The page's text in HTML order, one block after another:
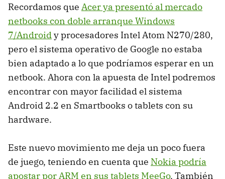
Recordamos que Acer ya presentó al mercado
netbooks con doble arranque Windows
7/Androidy procesadores Intel Atom N270/280,
pero el sistema operativo de Google no estaba
bien adaptado a lo que podríamos esperar en un
netbook. Ahora con la apuesta de Intel podremos
encontrar con mayor facilidad el sistema
Android 2.2 en Smartbooks o tablets con su
hardware.
Este nuevo movimiento me deja un poco fuera
de juego, teniendo en cuenta que Nokia podría
apostar porARM en sus tablets MeeGo. También